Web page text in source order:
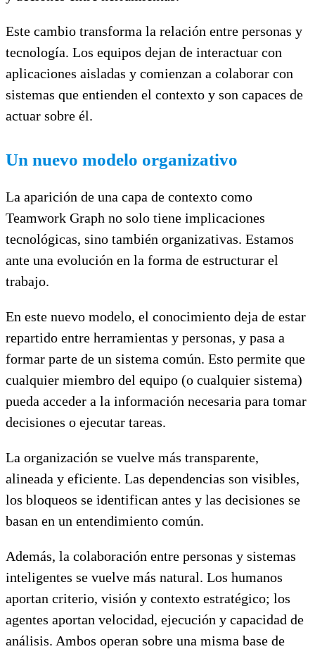
Este cambio transforma la relación entre personas y
tecnología. Los equipos dejan de interactuar con
aplicaciones aisladas y comienzan a colaborar con
sistemas que entienden el contexto y son capaces de
actuar sobre él.
Un nuevo modelo organizativo
La aparición de una capa de contexto como
Teamwork Graph no solo tiene implicaciones
tecnológicas, sino también organizativas. Estamos
ante una evolución en la forma de estructurar el
trabajo.
En este nuevo modelo, el conocimiento deja de estar
repartido entre herramientas y personas, y pasa a
formar parte de un sistema común. Esto permite que
cualquier miembro del equipo (o cualquier sistema)
pueda acceder a la información necesaria para tomar
decisiones o ejecutar tareas.
La organización se vuelve más transparente,
alineada y eficiente. Las dependencias son visibles,
los bloqueos se identifican antes y las decisiones se
basan en un entendimiento común.
Además, la colaboración entre personas y sistemas
inteligentes se vuelve más natural. Los humanos
aportan criterio, visión y contexto estratégico; los
agentes aportan velocidad, ejecución y capacidad de
análisis. Ambos operan sobre una misma base de